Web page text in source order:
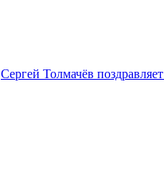
Сергей Толмачёв